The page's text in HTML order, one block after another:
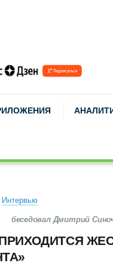
Интервью
беседовал Дмитрий